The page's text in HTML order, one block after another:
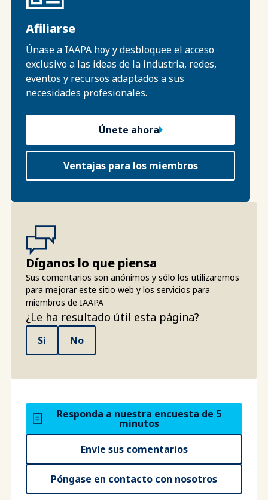
Afiliarse
Únase a IAAPA hoy y desbloquee el acceso
exclusivo a las ideas de la industria, redes,
eventos y recursos adaptados a sus
necesidades profesionales.
Únete ahora
Ventajas para los miembros
Díganos lo que piensa
Sus comentarios son anónimos y sólo los utilizaremos
para mejorar este sitio web y los servicios para
miembros de IAAPA
¿Le ha resultado útil esta página?
Sí No
Responda a nuestra encuesta de 5
minutos
Envíe sus comentarios
Póngase en contacto con nosotros